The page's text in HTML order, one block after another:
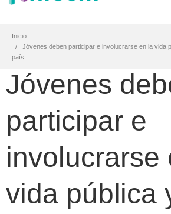
Inicio
Jóvenes deben participar e involucrarse en la vida
país
Jóvenes
participar e
involucrarse
vida pública